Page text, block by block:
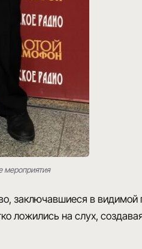
мероприятия
заключавшиеся в видимой
ложились на слух,